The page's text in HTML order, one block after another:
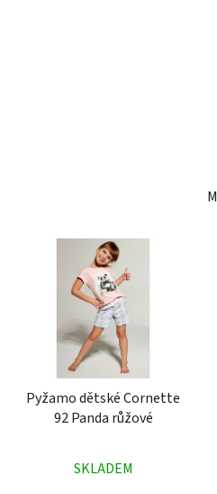
M
Pyžamo dětské Cornette
92 Panda růžové
hodnocení
SKLADEM